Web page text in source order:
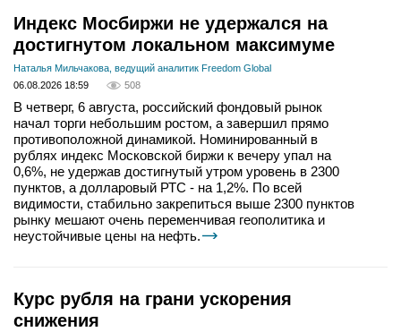
Индекс Мосбиржи не удержался на
достигнутом локальном максимуме
Наталья Мильчакова, ведущий аналитик Freedom Global
06.08.2026 18:59
508
В четверг, 6 августа, российский фондовый рынок
начал торги небольшим ростом, а завершил прямо
противоположной динамикой. Номинированный в
рублях индекс Московской биржи к вечеру упал на
0,6%, не удержав достигнутый утром уровень в 2300
пунктов, а долларовый РТС - на 1,2%. По всей
видимости, стабильно закрепиться выше 2300 пунктов
рынку мешают очень переменчивая геополитика и
неустойчивые цены на нефть.
Курс рубля на грани ускорения
снижения